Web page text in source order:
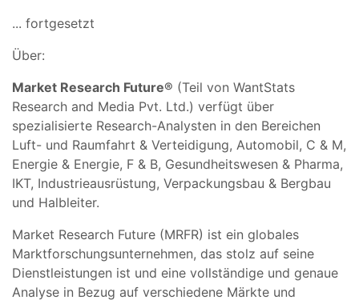
... fortgesetzt
Über:
Market Research Future® (Teil von WantStats
Research and Media Pvt. Ltd.) verfügt über
spezialisierte Research-Analysten in den Bereichen
Luft- und Raumfahrt & Verteidigung, Automobil, C & M,
Energie & Energie, F & B, Gesundheitswesen & Pharma,
IKT, Industrieausrüstung, Verpackungsbau & Bergbau
und Halbleiter.
Market Research Future (MRFR) ist ein globales
Marktforschungsunternehmen, das stolz auf seine
Dienstleistungen ist und eine vollständige und genaue
Analyse in Bezug auf verschiedene Märkte und